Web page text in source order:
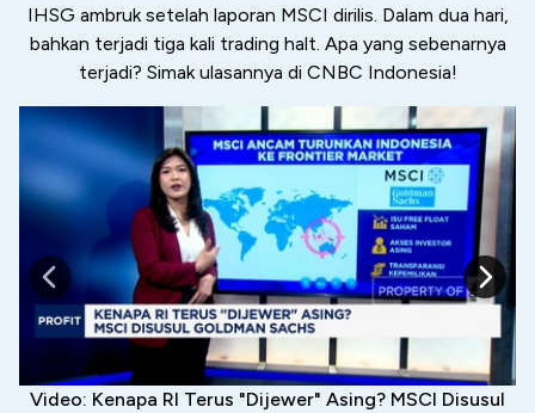
IHSG ambruk setelah laporan MSCI dirilis. Dalam dua hari,
bahkan terjadi tiga kali trading halt. Apa yang sebenarnya
terjadi? Simak ulasannya di CNBC Indonesia!
Video: Kenapa RI Terus "Dijewer" Asing? MSCI Disusul